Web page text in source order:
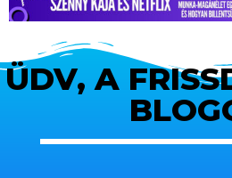
ÜDV, A